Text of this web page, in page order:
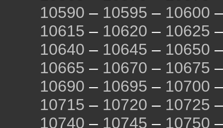
10590 – 10595 – 10600
10615 – 10620 – 10625
10640 – 10645 – 10650
10665 – 10670 – 10675
10690 – 10695 – 10700
10715 – 10720 – 10725
10740 – 10745 – 10750